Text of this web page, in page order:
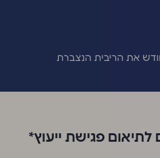
את הריבית הנצברת
פגישת ייעוץ*